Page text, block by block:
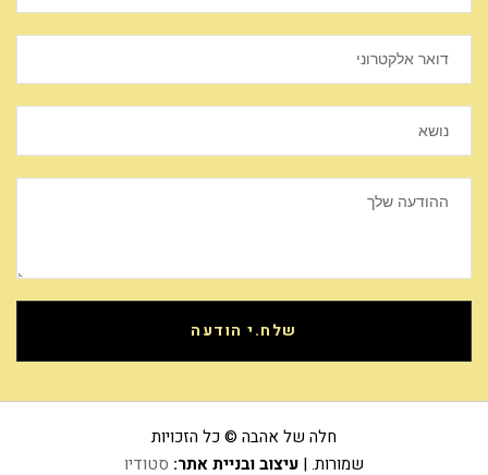
שלח.י הודעה
חלה של אהבה © כל הזכויות
שמורות. | עיצוב ובניית אתר: סטודיו